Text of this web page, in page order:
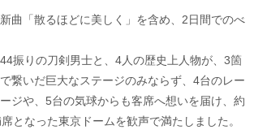
曲「散るほどに美しく」を含め、2日間でのべ
振りの刀剣男士と、4人の歴史上人物が、3箇
繋いだ巨大なステージのみならず、4台のレー
ジや、5台の気球からも客席へ想いを届け、約
となった東京ドームを歓声で満たしました。